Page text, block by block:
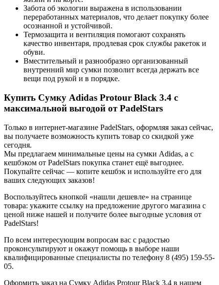
Забота об экологии выражена в использовании
переработанных материалов, что делает покупку более
осознанной и устойчивой.
Термозащита и вентиляция помогают сохранять
качество инвентаря, продлевая срок службы ракеток и
обуви.
Вместительный и разнообразно организованный
внутренний мир сумки позволит всегда держать все
вещи под рукой и в порядке.
Купить Сумку Adidas Protour Black 3.4 с
максимальной выгодой от PadelStars
Только в интернет-магазине PadelStars, оформляя заказ сейчас,
вы получаете возможность купить товар со скидкой уже
сегодня.
Мы предлагаем минимальные цены на сумки Adidas, а с
кешбэком от PadelStars покупка станет ещё выгоднее.
Покупайте сейчас — копите кешбэк и используйте его для
ваших следующих заказов!
Воспользуйтесь кнопкой «нашли дешевле» на странице
товара: укажите ссылку на предложение другого магазина с
ценой ниже нашей и получите более выгодные условия от
PadelStars!
По всем интересующим вопросам вас с радостью
проконсультируют и окажут помощь в выборе наши
квалифицированные специалисты по телефону 8 (495) 159-55-
05.
Оформить заказ на Сумку Adidas Protour Black 3.4 в нашем